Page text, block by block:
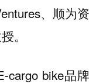
、顺为资
。
cargo bike品牌